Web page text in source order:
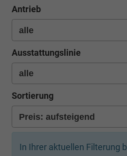
Antrieb
Ausstattungslinie
Sortierung
In Ihrer aktuellen Filterung